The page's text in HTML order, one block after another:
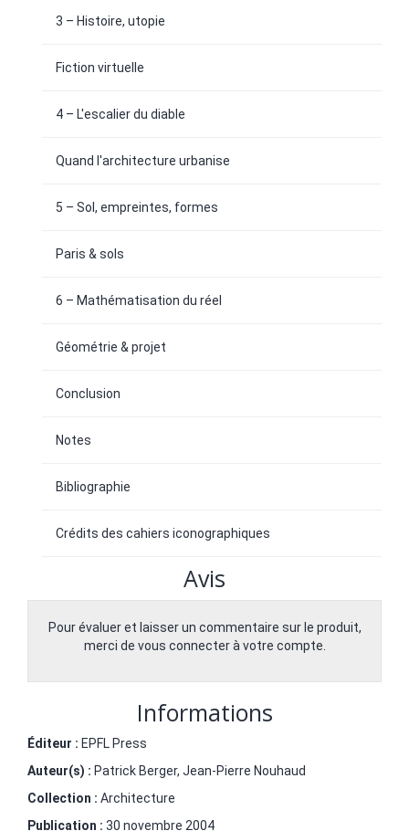
3 – Histoire, utopie
Fiction virtuelle
4 – L'escalier du diable
Quand l'architecture urbanise
5 – Sol, empreintes, formes
Paris & sols
6 – Mathématisation du réel
Géométrie & projet
Conclusion
Notes
Bibliographie
Crédits des cahiers iconographiques
Avis
Pour évaluer et laisser un commentaire sur le produit,
merci de vous connecter à votre compte.
Informations
Éditeur : EPFL Press
Auteur(s) : Patrick Berger, Jean-Pierre Nouhaud
Collection : Architecture
Publication : 30 novembre 2004